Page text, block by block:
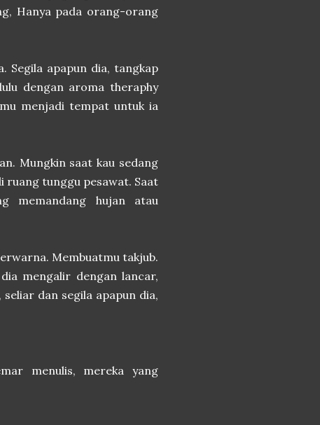
Hanya pada orang-orang
Segila apapun dia, tangkap
dengan aroma theraphy
menjadi tempat untuk ia
Mungkin saat kau sedang
ruang tunggu pesawat. Saat
memandang hujan atau
Membuatmu takjub.
mengalir dengan lancar,
dan segila apapun dia,
menulis, mereka yang